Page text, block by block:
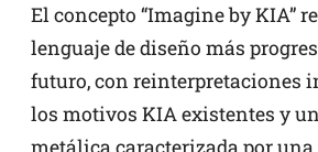
El concepto “Imagine by KIA”
lenguaje de diseño más
futuro, con reinterpretaciones
los motivos KIA existentes y
metálica caracterizada por una